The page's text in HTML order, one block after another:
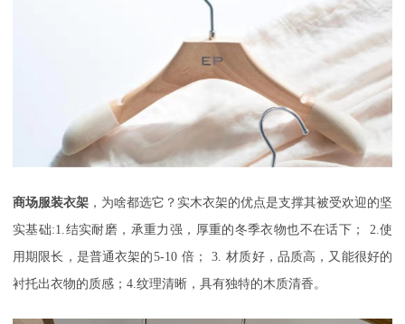
商场服装衣架 ，为啥都选它？实木衣架的优点是支撑其被受欢迎的坚
实基础:1.结实耐磨，承重力强，厚重的冬季衣物也不在话下； 2.使
用期限长，是普通衣架的5-10 倍； 3. 材质好，品质高，又能很好的
衬托出衣物的质感； 4.纹理清晰，具有独特的木质清香。